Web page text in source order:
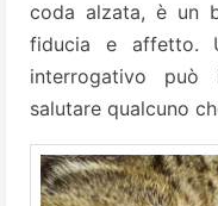
coda alzata, è un
fiducia e affetto.
interrogativo può
salutare qualcuno